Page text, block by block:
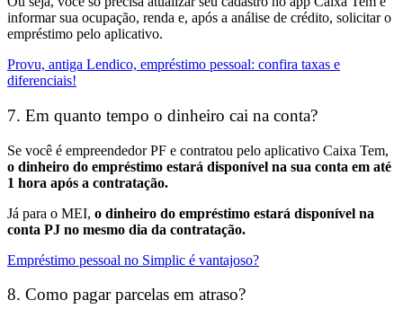
informar sua ocupação, renda e, após a análise de crédito, solicitar o
empréstimo pelo aplicativo.
Provu, antiga Lendico, empréstimo pessoal: confira taxas e
diferenciais!
7. Em quanto tempo o dinheiro cai na conta?
Se você é empreendedor PF e contratou pelo aplicativo Caixa Tem,
o dinheiro do empréstimo estará disponível na sua conta em até
1 hora após a contratação.
Já para o MEI, o dinheiro do empréstimo estará disponível na
conta PJ no mesmo dia da contratação.
Empréstimo pessoal no Simplic é vantajoso?
8. Como pagar parcelas em atraso?